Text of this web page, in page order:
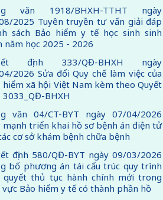
văn 1918/BHXH-TTHT ngày
2025 Tuyên truyền tư vấn giải đáp
sách Bảo hiểm y tế học sinh sinh
năm học 2025 - 2026
định 333/QĐ-BHXH ngày
2026 Sửa đổi Quy chế làm việc của
hiểm xã hội Việt Nam kèm theo Quyết
3033_QĐ-BHXH
văn 04/CT-BYT ngày 07/04/2026
mạnh triển khai hồ sơ bệnh án điện tử
cơ sở khám bệnh chữa bệnh
định 580/QĐ-BYT ngày 09/03/2026
bố phương án tái cấu trúc quy trình
quyết thủ tục hành chính mới trong
vực Bảo hiểm y tế có thành phần hồ